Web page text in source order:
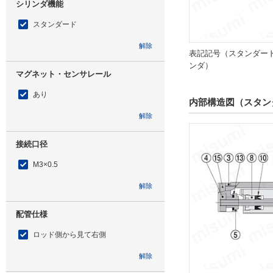
シリンダ機能
スタンダード
解除
マグネット・センサレール
あり
解除
接続口径
M3×0.5
解除
配管仕様
ロッド側から見て右側
解除
表記記号（スタンダー
ンダ）
内部構造図（スタ